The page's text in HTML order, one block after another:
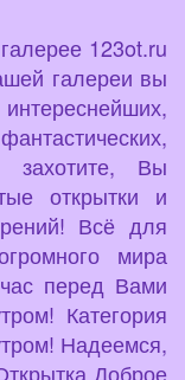
123ot.ru
галереи вы
захотите, Вы
открытки и
Всё для
мира
перед Вами
Категория
Надеемся,
Доброе